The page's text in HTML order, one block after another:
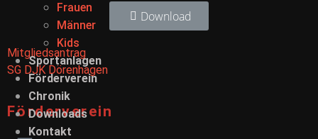
Frauen
Männer
Kids
Sportanlagen
Förderverein
Chronik
Downloads
Kontakt
Download
Mitgliedsantrag
SG DJK Dörenhagen
Förderverein